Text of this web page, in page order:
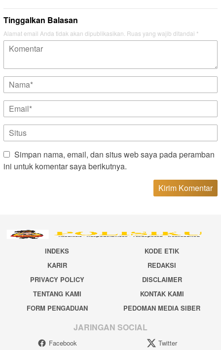
Tinggalkan Balasan
Alamat email Anda tidak akan dipublikasikan. Ruas yang wajib ditandai *
Simpan nama, email, dan situs web saya pada peramban
ini untuk komentar saya berikutnya.
INDEKS
KODE ETIK
KARIR
REDAKSI
PRIVACY POLICY
DISCLAIMER
TENTANG KAMI
KONTAK KAMI
FORM PENGADUAN
PEDOMAN MEDIA SIBER
JARINGAN SOCIAL
Facebook Twitter